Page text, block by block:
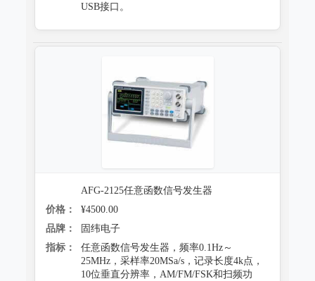
USB接口。
AFG-2125任意函数信号发生器
价格：
¥4500.00
品牌：
固纬电子
指标：
任意函数信号发生器，频率0.1Hz～
25MHz，采样率20MSa/s，记录长度4k点，
10位垂直分辨率，AM/FM/FSK和扫频功